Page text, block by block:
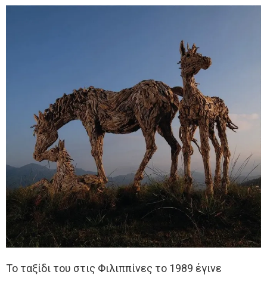
Το ταξίδι του στις Φιλιππίνες το 1989 έγινε